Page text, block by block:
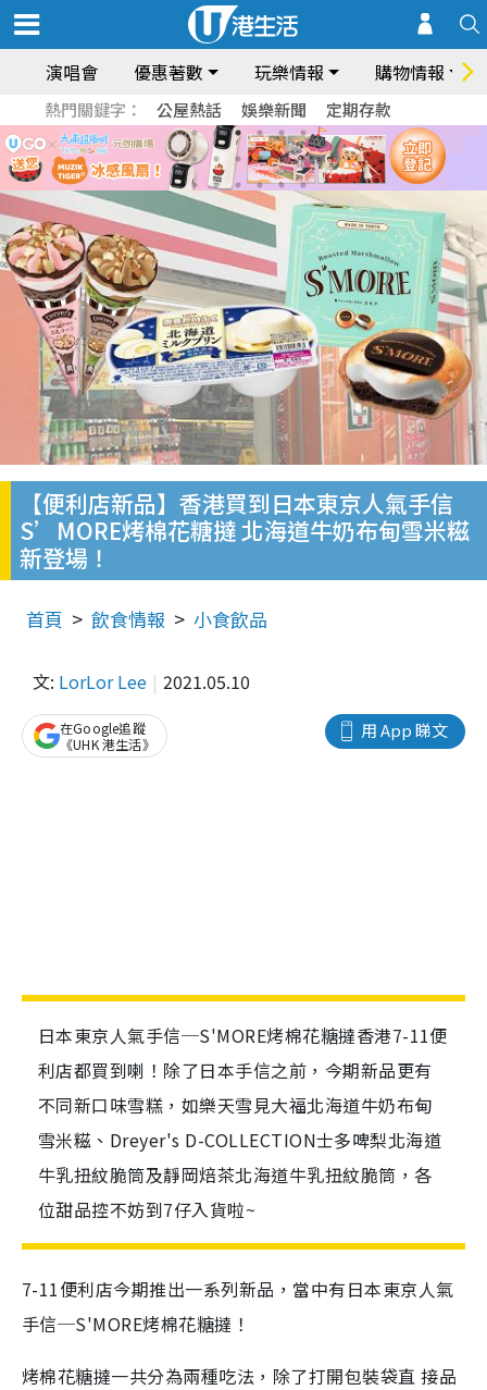
演唱會 優惠著數 玩樂情報 購物情報
熱門關鍵字： 公屋熱話 娛樂新聞 定期存款
【便利店新品】香港買到日本東京人氣手信
S’MORE烤棉花糖撻 北海道牛奶布甸雪米糍
新登場！
首頁 飲食情報 小食飲品
文: LorLor Lee 2021.05.10
用 App 睇文
在Google追蹤
《UHK 港生活》
日本東京人氣手信─S'MORE烤棉花糖撻香港7-11便
利店都買到喇！除了日本手信之前，今期新品更有
不同新口味雪糕，如樂天雪見大福北海道牛奶布甸
雪米糍、Dreyer's D-COLLECTION士多啤梨北海道
牛乳扭紋脆筒及靜岡焙茶北海道牛乳扭紋脆筒，各
位甜品控不妨到7仔入貨啦~
7-11便利店今期推出一系列新品，當中有日本東京人氣
手信─S'MORE烤棉花糖撻！
烤棉花糖撻一共分為兩種吃法，除了打開包裝袋直 接品